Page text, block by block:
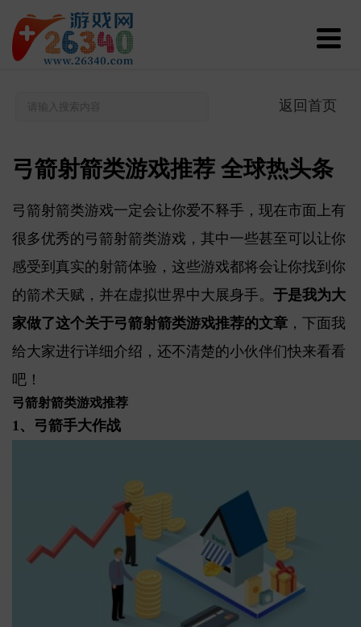
返回首页
弓箭射箭类游戏推荐 全球热头条
弓箭射箭类游戏一定会让你爱不释手，现在市面上有
很多优秀的弓箭射箭类游戏，其中一些甚至可以让你
感受到真实的射箭体验，这些游戏都将会让你找到你
的箭术天赋，并在虚拟世界中大展身手。 于是我为大
家做了这个关于弓箭射箭类游戏推荐的文章 ，下面我
给大家进行详细介绍，还不清楚的小伙伴们快来看看
吧！
弓箭射箭类游戏推荐
1、弓箭手大作战